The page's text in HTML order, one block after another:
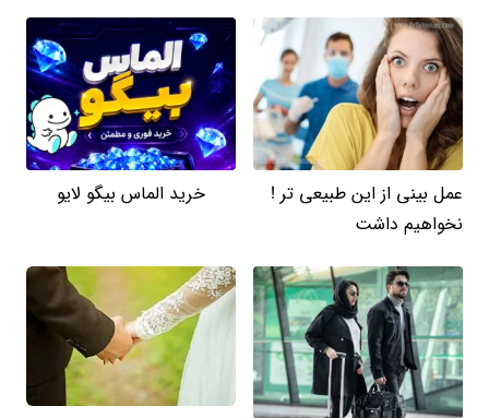
عمل بینی از این طبیعی تر !
نخواهیم داشت
خرید الماس بیگو لایو